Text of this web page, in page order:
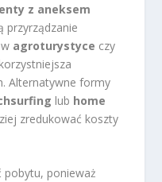
z aneksem
przyrządzanie
agroturystyce czy
Alternatywne formy
lub home
zredukować koszty
pobytu, ponieważ